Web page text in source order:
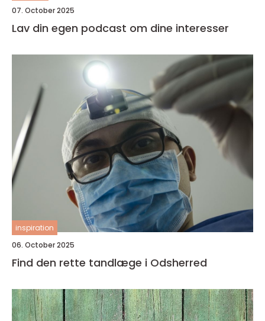
07. October 2025
Lav din egen podcast om dine interesser
inspiration
06. October 2025
Find den rette tandlæge i Odsherred